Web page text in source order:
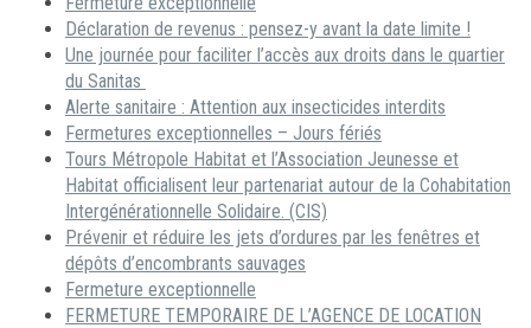
Déclaration de revenus : pensez-y avant la date limite !
Une journée pour faciliter l’accès aux droits dans le quartier
du Sanitas
Alerte sanitaire : Attention aux insecticides interdits
Fermetures exceptionnelles – Jours fériés
Tours Métropole Habitat et l’Association Jeunesse et
Habitat officialisent leur partenariat autour de la Cohabitation
Intergénérationnelle Solidaire. (CIS)
Prévenir et réduire les jets d’ordures par les fenêtres et
dépôts d’encombrants sauvages
Fermeture exceptionnelle
FERMETURE TEMPORAIRE DE L’AGENCE DE LOCATION